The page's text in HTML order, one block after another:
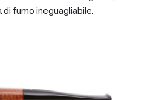
di fumo ineguagliabile.